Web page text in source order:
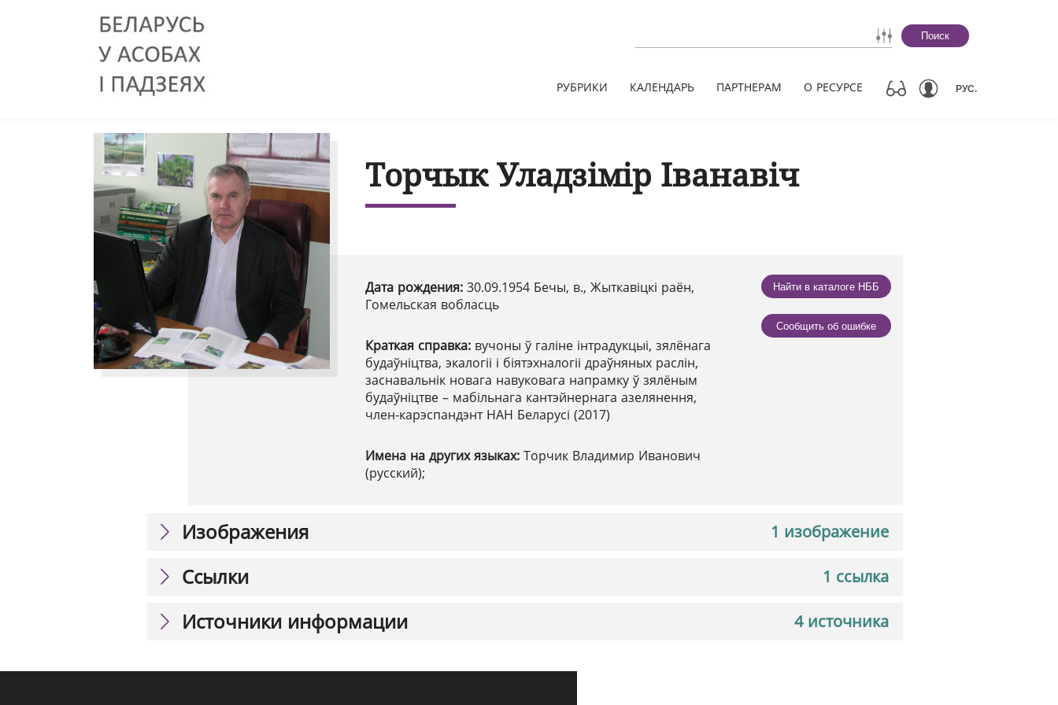
Поиск
РУБРИКИ КАЛЕНДАРЬ ПАРТНЕРАМ О РЕСУРСЕ РУС.
Торчык Уладзімір Іванавіч
Дата рождения: 30.09.1954 Бечы, в., Жыткавіцкі раён,
Гомельская вобласць
Краткая справка: вучоны ў галіне інтрадукцыі, зялёнага
будаўніцтва, экалогіі і біятэхналогіі драўняных раслін,
заснавальнік новага навуковага напрамку ў зялёным
будаўніцтве – мабільнага кантэйнернага азелянення,
член-карэспандэнт НАН Беларусі (2017)
Имена на других языках: Торчик Владимир Иванович
(русский);
Найти в каталоге НББ
Сообщить об ошибке
1 изображение
Изображения
1 ссылка
Ссылки
4 источника
Источники информации